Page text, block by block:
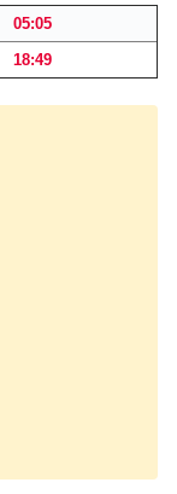
05:05
18:49